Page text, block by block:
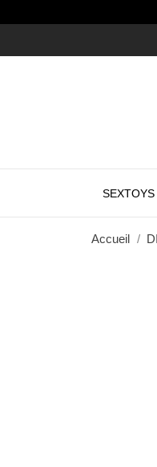
SEXTOYS
Accueil